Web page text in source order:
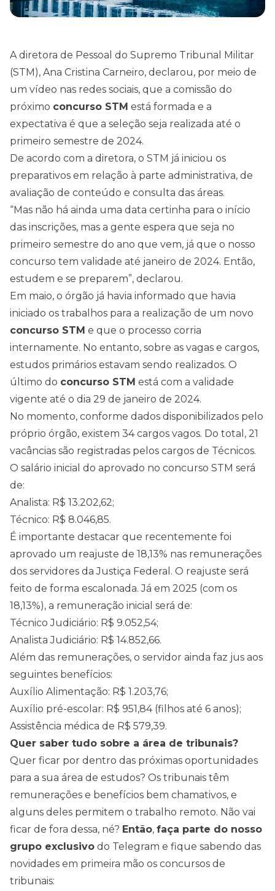
A diretora de Pessoal do Supremo Tribunal Militar
(STM), Ana Cristina Carneiro, declarou, por meio de
um vídeo nas redes sociais, que a comissão do
próximo concurso STM está formada e a
expectativa é que a seleção seja realizada até o
primeiro semestre de 2024.
De acordo com a diretora, o STM já iniciou os
preparativos em relação à parte administrativa, de
avaliação de conteúdo e consulta das áreas.
“Mas não há ainda uma data certinha para o início
das inscrições, mas a gente espera que seja no
primeiro semestre do ano que vem, já que o nosso
concurso tem validade até janeiro de 2024. Então,
estudem e se preparem”, declarou.
Em maio, o órgão já havia informado que havia
iniciado os trabalhos para a realização de um novo
concurso STM e que o processo corria
internamente. No entanto, sobre as vagas e cargos,
estudos primários estavam sendo realizados. O
último do concurso STM está com a validade
vigente até o dia 29 de janeiro de 2024.
No momento, conforme dados disponibilizados pelo
próprio órgão, existem 34 cargos vagos. Do total, 21
vacâncias são registradas pelos cargos de Técnicos.
O salário inicial do aprovado no concurso STM será
de:
Analista: R$ 13.202,62;
Técnico: R$ 8.046,85.
É importante destacar que recentemente foi
aprovado um reajuste de 18,13% nas remunerações
dos servidores da Justiça Federal. O reajuste será
feito de forma escalonada. Já em 2025 (com os
18,13%), a remuneração inicial será de:
Técnico Judiciário: R$ 9.052,54;
Analista Judiciário: R$ 14.852,66.
Além das remunerações, o servidor ainda faz jus aos
seguintes benefícios:
Auxílio Alimentação: R$ 1.203,76;
Auxílio pré-escolar: R$ 951,84 (filhos até 6 anos);
Assistência médica de R$ 579,39.
Quer saber tudo sobre a área de tribunais?
Quer ficar por dentro das próximas oportunidades
para a sua área de estudos? Os tribunais têm
remunerações e benefícios bem chamativos, e
alguns deles permitem o trabalho remoto. Não vai
ficar de fora dessa, né? Então, faça parte do nosso
grupo exclusivo do Telegram e fique sabendo das
novidades em primeira mão os concursos de
tribunais: